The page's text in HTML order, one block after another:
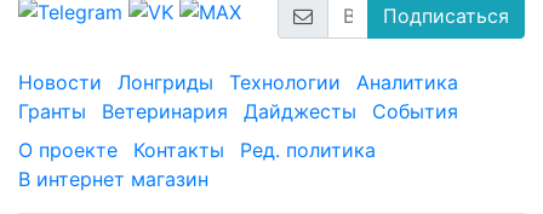
Подписаться
Новости Лонгриды Технологии
Аналитика
Гранты
Ветеринария Дайджесты
События
О проекте
Контакты
Ред. политика
В интернет магазин